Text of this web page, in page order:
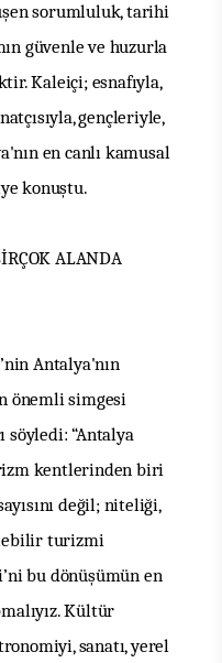
sorumluluk, tarihi
güvenle ve huzurla
Kaleiçi; esnafıyla,
gençleriyle,
en canlı kamusal
konuştu.
ALANDA
Antalya'nın
önemli simgesi
söyledi: “Antalya
kentlerinden biri
değil; niteliği,
turizmi
bu dönüşümün en
Kültür
sanatı, yerel